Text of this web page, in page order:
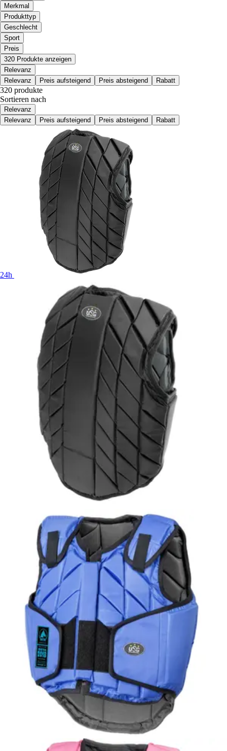
Merkmal
Produkttyp
Geschlecht
Sport
Preis
320 Produkte anzeigen
Relevanz
Relevanz
Preis aufsteigend Preis absteigend Rabatt
320 produkte
Sortieren nach
Relevanz
Relevanz
Preis aufsteigend Preis absteigend Rabatt
24h